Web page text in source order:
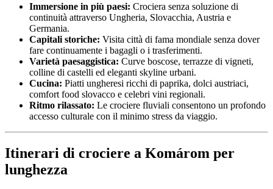
Immersione in più paesi: Crociera senza soluzione di
continuità attraverso Ungheria, Slovacchia, Austria e
Germania.
Capitali storiche: Visita città di fama mondiale senza dover
fare continuamente i bagagli o i trasferimenti.
Varietà paesaggistica: Curve boscose, terrazze di vigneti,
colline di castelli ed eleganti skyline urbani.
Cucina: Piatti ungheresi ricchi di paprika, dolci austriaci,
comfort food slovacco e celebri vini regionali.
Ritmo rilassato: Le crociere fluviali consentono un profondo
accesso culturale con il minimo stress da viaggio.
Itinerari di crociere a Komárom per
lunghezza